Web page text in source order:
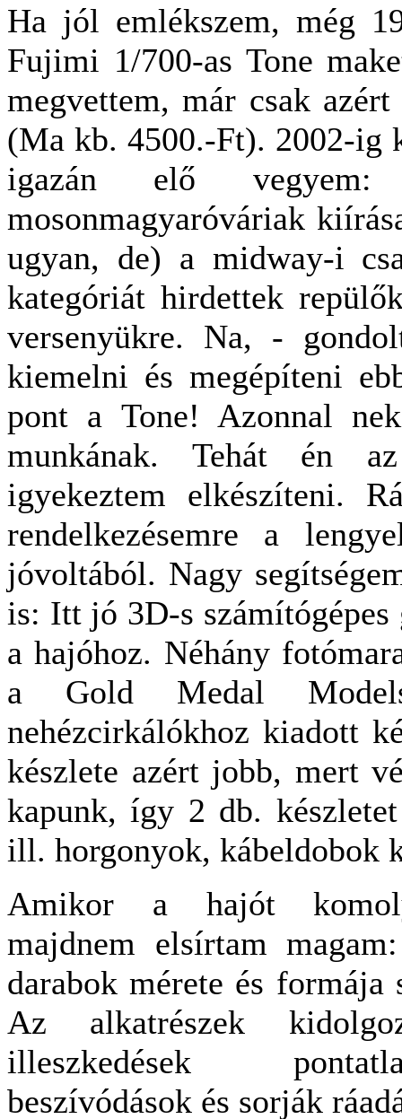
Ha jól emlékszem, még
Fujimi 1/700-as Tone
megvettem, már csak
(Ma kb. 4500.-Ft). 2002-ig
igazán elő
mosonmagyaróváriak
ugyan, de) a midway-i
kategóriát hirdettek
versenyükre. Na, -
kiemelni és megépíteni
pont a Tone! Azonnal
munkának. Tehát én
igyekeztem elkészíteni.
rendelkezésemre a
jóvoltából. Nagy
is: Itt jó 3D-s
a hajóhoz. Néhány
a Gold Medal
nehézcirkálókhoz kiadott
készlete azért jobb, mert
kapunk, így 2 db.
ill. horgonyok, kábeldobok
Amikor a hajót
majdnem elsírtam
darabok mérete és
Az alkatrészek
illeszkedések
beszívódások és sorják